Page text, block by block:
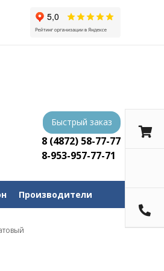
Быстрый заказ
8 (4872) 58-77-77
8-953-957-77-71
Производители